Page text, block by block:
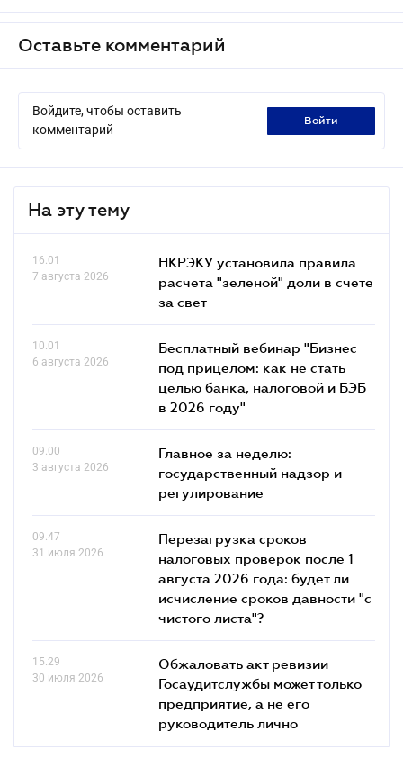
Оставьте комментарий
Войдите, чтобы оставить
комментарий
войти
На эту тему
16.01
7 августа 2026
НКРЭКУ установила правила
расчета "зеленой" доли в счете
за свет
10.01
6 августа 2026
Бесплатный вебинар "Бизнес
под прицелом: как не стать
целью банка, налоговой и БЭБ
в 2026 году"
09.00
3 августа 2026
Главное за неделю:
государственный надзор и
регулирование
09.47
31 июля 2026
Перезагрузка сроков
налоговых проверок после 1
августа 2026 года: будет ли
исчисление сроков давности "с
чистого листа"?
15.29
30 июля 2026
Обжаловать акт ревизии
Госаудитслужбы может только
предприятие, а не его
руководитель лично